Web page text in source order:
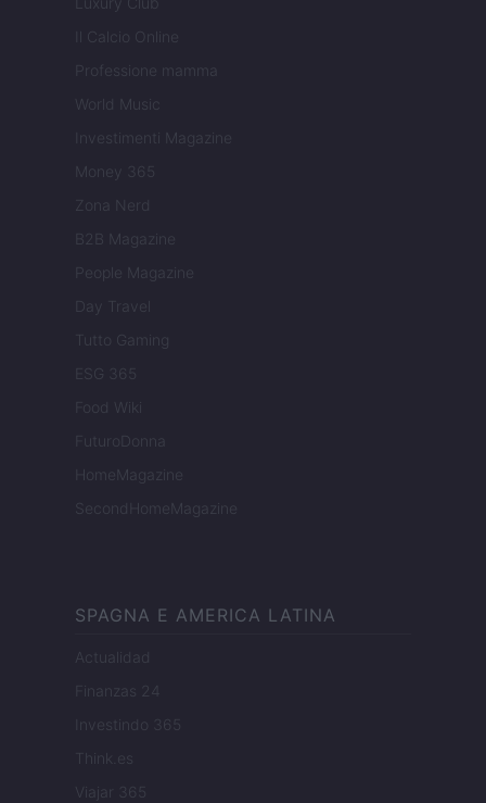
Il Calcio Online
Professione mamma
World Music
Investimenti Magazine
Money 365
Zona Nerd
B2B Magazine
People Magazine
Day Travel
Tutto Gaming
ESG 365
Food Wiki
FuturoDonna
HomeMagazine
SecondHomeMagazine
SPAGNA E AMERICA LATINA
Actualidad
Finanzas 24
Investindo 365
Think.es
Viajar 365